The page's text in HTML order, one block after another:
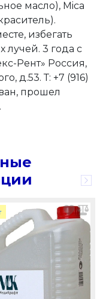
масло), Mica
избегать
лучей. 3 года с
Рент» Россия,
д.53. Т: +7 (916)
прошел